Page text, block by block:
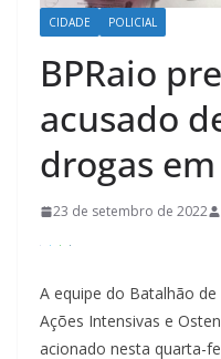
CIDADE POLICIAL
BPRaio
acusado
drogas
23 de setembro de 2022
A equipe do Batalhão
Ações Intensivas e
acionado nesta quarta-